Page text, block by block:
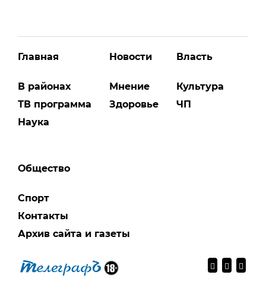
Главная
В районах
ТВ программа
Наука
Новости
Мнение
Здоровье
Власть
Культура
ЧП
Общество
Спорт
Контакты
Архив сайта и газеты